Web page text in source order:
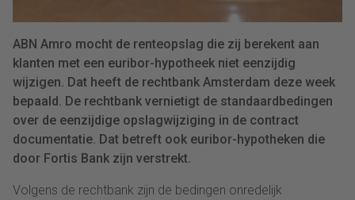
ABN Amro mocht de renteopslag die zij berekent aan
klanten met een euribor-hypotheek niet eenzijdig
wijzigen. Dat heeft de rechtbank Amsterdam deze week
bepaald. De rechtbank vernietigt de standaardbedingen
over de eenzijdige opslagwijziging in de contract
documentatie. Dat betreft ook euribor-hypotheken die
door Fortis Bank zijn verstrekt.
Volgens de rechtbank zijn de bedingen onredelijk